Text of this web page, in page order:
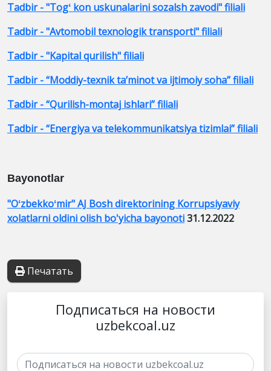
Tadbir - "Togʻ kon uskunalarini sozalsh zavodi" filiali
Tadbir - "Avtomobil texnologik transporti" filiali
Tadbir - "Kapital qurilish" filiali
Tadbir - “Moddiy-texnik ta’minot va ijtimoiy soha” filiali
Tadbir - “Qurilish-montaj ishlari” filiali
Tadbir - “Energiya va telekommunikatsiya tizimlai” filiali
Bayonotlar
"Oʻzbekkoʻmir" AJ Bosh direktorining Korrupsiyaviy
xolatlarni oldini olish bo'yicha bayonoti31.12.2022
Печатать
Подписаться на новости
uzbekcoal.uz